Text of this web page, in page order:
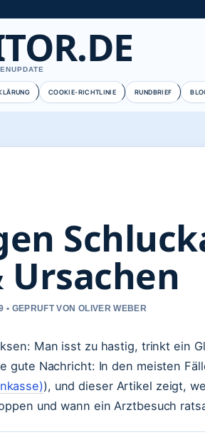
COOKIE-RICHTLINIE RUNDBRIEF
GEPRUFT VON OLIVER WEBER
Man isst zu hastig, trinkt ein
gute Nachricht: In den meisten
), und dieser Artikel zeigt,
und wann ein Arztbesuch